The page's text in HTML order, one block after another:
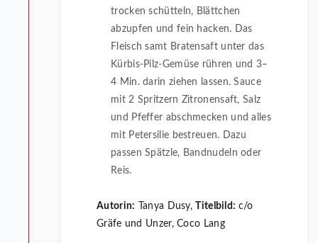
trocken schütteln, Blättchen
abzupfen und fein hacken. Das
Fleisch samt Bratensaft unter das
Kürbis-Pilz-Gemüse rühren und 3–
4 Min. darin ziehen lassen. Sauce
mit 2 Spritzern Zitronensaft, Salz
und Pfeffer abschmecken und alles
mit Petersilie bestreuen. Dazu
passen Spätzle, Bandnudeln oder
Reis.
Autorin: Tanya Dusy, Titelbild: c/o
Gräfe und Unzer, Coco Lang